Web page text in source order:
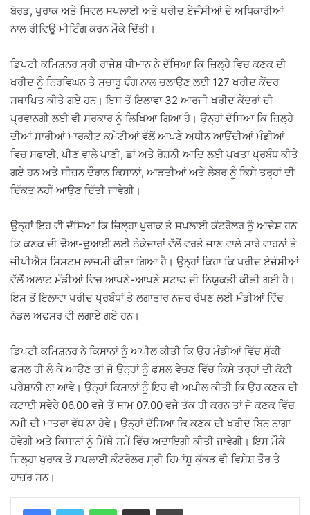
ਬੋਰਡ, ਖੁਰਾਕ ਅਤੇ ਸਿਵਲ ਸਪਲਾਈ ਅਤੇ ਖਰੀਦ ਏਜੰਸੀਆਂ ਦੇ ਅਧਿਕਾਰੀਆਂ
ਨਾਲ ਰੀਵਿਊ ਮੀਟਿੰਗ ਕਰਨ ਮੌਕੇ ਦਿੱਤੀ।
ਡਿਪਟੀ ਕਮਿਸ਼ਨਰ ਸ੍ਰੀ ਰਾਜੇਸ਼ ਧੀਮਾਨ ਨੇ ਦੱਸਿਆ ਕਿ ਜ਼ਿਲ੍ਹੇ ਵਿਚ ਕਣਕ ਦੀ
ਖਰੀਦ ਨੂੰ ਨਿਰਵਿਘਨ ਤੇ ਸੁਚਾਰੂ ਢੰਗ ਨਾਲ ਚਲਾਉਣ ਲਈ 127 ਖਰੀਦ ਕੇਂਦਰ
ਸਥਾਪਿਤ ਕੀਤੇ ਗਏ ਹਨ। ਇਸ ਤੋਂ ਇਲਾਵਾ 32 ਆਰਜੀ ਖਰੀਦ ਕੇਂਦਰਾਂ ਦੀ
ਪ੍ਰਵਾਨਗੀ ਲਈ ਵੀ ਸਰਕਾਰ ਨੂੰ ਲਿਖਿਆ ਗਿਆ ਹੈ। ਉਨ੍ਹਾਂ ਦੱਸਿਆ ਕਿ ਜ਼ਿਲ੍ਹੇ
ਦੀਆਂ ਸਾਰੀਆਂ ਮਾਰਕੀਟ ਕਮੇਟੀਆਂ ਵੱਲੋਂ ਆਪਣੇ ਅਧੀਨ ਆਉਂਦੀਆਂ ਮੰਡੀਆਂ
ਵਿਚ ਸਫਾਈ, ਪੀਣ ਵਾਲੇ ਪਾਣੀ, ਛਾਂ ਅਤੇ ਰੋਸ਼ਨੀ ਆਦਿ ਲਈ ਪੁਖਤਾ ਪ੍ਰਬੰਧ ਕੀਤੇ
ਗਏ ਹਨ ਅਤੇ ਸੀਜ਼ਨ ਦੌਰਾਨ ਕਿਸਾਨਾਂ, ਆੜਤੀਆਂ ਅਤੇ ਲੇਬਰ ਨੂੰ ਕਿਸੇ ਤਰ੍ਹਾਂ ਦੀ
ਦਿੱਕਤ ਨਹੀਂ ਆਉਣ ਦਿੱਤੀ ਜਾਵੇਗੀ।
ਉਨ੍ਹਾਂ ਇਹ ਵੀ ਦੱਸਿਆ ਕਿ ਜ਼ਿਲ੍ਹਾ ਖੁਰਾਕ ਤੇ ਸਪਲਾਈ ਕੰਟਰੋਲਰ ਨੂੰ ਆਦੇਸ਼ ਹਨ
ਕਿ ਕਣਕ ਦੀ ਢੋਆ-ਢੁਆਈ ਲਈ ਠੇਕੇਦਾਰਾਂ ਵੱਲੋਂ ਵਰਤੇ ਜਾਣ ਵਾਲੇ ਸਾਰੇ ਵਾਹਨਾਂ ਤੇ
ਜੀਪੀਐਸ ਸਿਸਟਮ ਲਾਜਮੀ ਕੀਤਾ ਗਿਆ ਹੈ। ਉਨ੍ਹਾਂ ਕਿਹਾ ਕਿ ਖਰੀਦ ਏਜੰਸੀਆਂ
ਵੱਲੋਂ ਅਲਾਟ ਮੰਡੀਆਂ ਵਿਚ ਆਪਣੇ-ਆਪਣੇ ਸਟਾਫ ਦੀ ਨਿਯੁਕਤੀ ਕੀਤੀ ਗਈ ਹੈ।
ਇਸ ਤੋਂ ਇਲਾਵਾ ਖਰੀਦ ਪ੍ਰਬੰਧਾਂ ਤੇ ਲਗਾਤਾਰ ਨਜ਼ਰ ਰੱਖਣ ਲਈ ਮੰਡੀਆਂ ਵਿੱਚ
ਨੋਡਲ ਅਫਸਰ ਵੀ ਲਗਾਏ ਗਏ ਹਨ।
ਡਿਪਟੀ ਕਮਿਸ਼ਨਰ ਨੇ ਕਿਸਾਨਾਂ ਨੂੰ ਅਪੀਲ ਕੀਤੀ ਕਿ ਉਹ ਮੰਡੀਆਂ ਵਿੱਚ ਸੁੱਕੀ
ਫਸਲ ਹੀ ਲੈ ਕੇ ਆਉਣ ਤਾਂ ਜੋ ਉਨ੍ਹਾਂ ਨੂੰ ਫਸਲ ਵੇਚਣ ਵਿੱਚ ਕਿਸੇ ਤਰ੍ਹਾਂ ਦੀ ਕੋਈ
ਪਰੇਸ਼ਾਨੀ ਨਾ ਆਵੇ। ਉਨ੍ਹਾਂ ਕਿਸਾਨਾਂ ਨੂੰ ਇਹ ਵੀ ਅਪੀਲ ਕੀਤੀ ਕਿ ਉਹ ਕਣਕ ਦੀ
ਕਟਾਈ ਸਵੇਰੇ 06.00 ਵਜੇ ਤੋਂ ਸ਼ਾਮ 07.00 ਵਜੇ ਤੱਕ ਹੀ ਕਰਨ ਤਾਂ ਜੋ ਕਣਕ ਵਿੱਚ
ਨਮੀ ਦੀ ਮਾਤਰਾ ਵੱਧ ਨਾ ਹੋਵੇ। ਉਨ੍ਹਾਂ ਦੱਸਿਆ ਕਿ ਕਣਕ ਦੀ ਖਰੀਦ ਬਿਨ ਨਾਗਾ
ਹੋਵੇਗੀ ਅਤੇ ਕਿਸਾਨਾਂ ਨੂੰ ਮਿੱਥੇ ਸਮੇਂ ਵਿੱਚ ਅਦਾਇਗੀ ਕੀਤੀ ਜਾਵੇਗੀ। ਇਸ ਮੌਕੇ
ਜ਼ਿਲ੍ਹਾ ਖੁਰਾਕ ਤੇ ਸਪਲਾਈ ਕੰਟਰੋਲਰ ਸ੍ਰੀ ਹਿਮਾਂਸ਼ੂ ਕੁੱਕੜ ਵੀ ਵਿਸ਼ੇਸ਼ ਤੌਰ ਤੇ
ਹਾਜ਼ਰ ਸਨ।
WhatsAppShare via Email Print